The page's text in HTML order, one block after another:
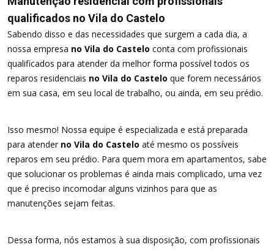
qualificados no Vila do Castelo
Sabendo disso e das necessidades que surgem a cada dia, a
nossa empresa no Vila do Castelo conta com profissionais
qualificados para atender da melhor forma possível todos os
reparos residenciais no Vila do Castelo que forem necessários
em sua casa, em seu local de trabalho, ou ainda, em seu prédio.
Isso mesmo! Nossa equipe é especializada e está preparada
para atender no Vila do Castelo até mesmo os possíveis
reparos em seu prédio. Para quem mora em apartamentos, sabe
que solucionar os problemas é ainda mais complicado, uma vez
que é preciso incomodar alguns vizinhos para que as
manutenções sejam feitas.
Dessa forma, nós estamos à sua disposição, com profissionais